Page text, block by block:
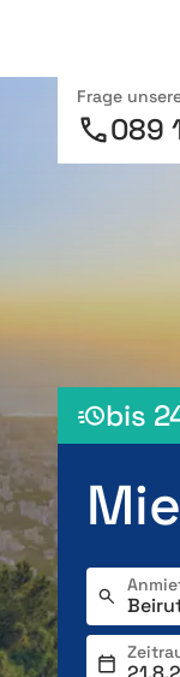
Frage
089
bis